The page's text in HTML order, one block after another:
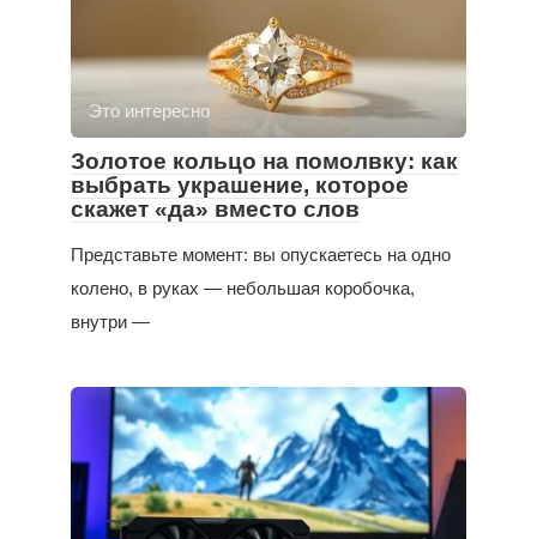
Это интересно
Золотое кольцо на помолвку: как
выбрать украшение, которое
скажет «да» вместо слов
Представьте момент: вы опускаетесь на одно
колено, в руках — небольшая коробочка,
внутри —